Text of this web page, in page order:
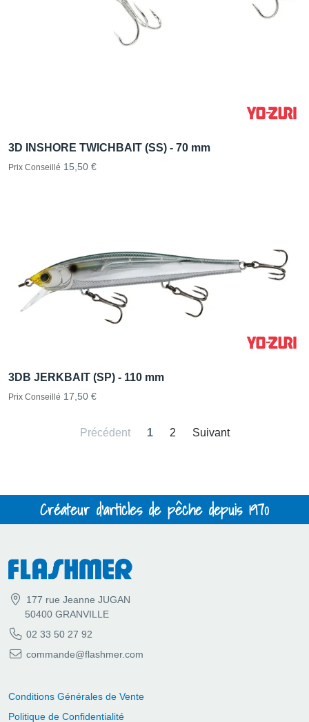
3D INSHORE TWICHBAIT (SS) - 70 mm
Prix Conseillé 15,50 €
3DB JERKBAIT (SP) - 110 mm
Prix Conseillé 17,50 €
Précédent 1 2 Suivant
Créateur d'articles de pêche depuis 1970
177 rue Jeanne JUGAN
50400 GRANVILLE
02 33 50 27 92
commande@flashmer.com
Conditions Générales de Vente
Politique de Confidentialité